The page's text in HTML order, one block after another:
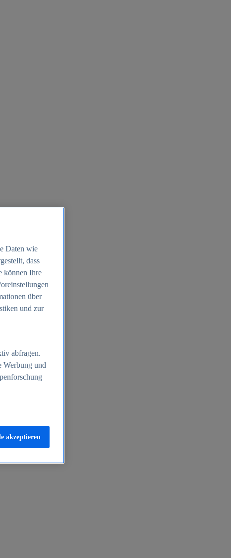
Daten wie
dass
können Ihre
über
und zur
abfragen.
Werbung und
akzeptieren